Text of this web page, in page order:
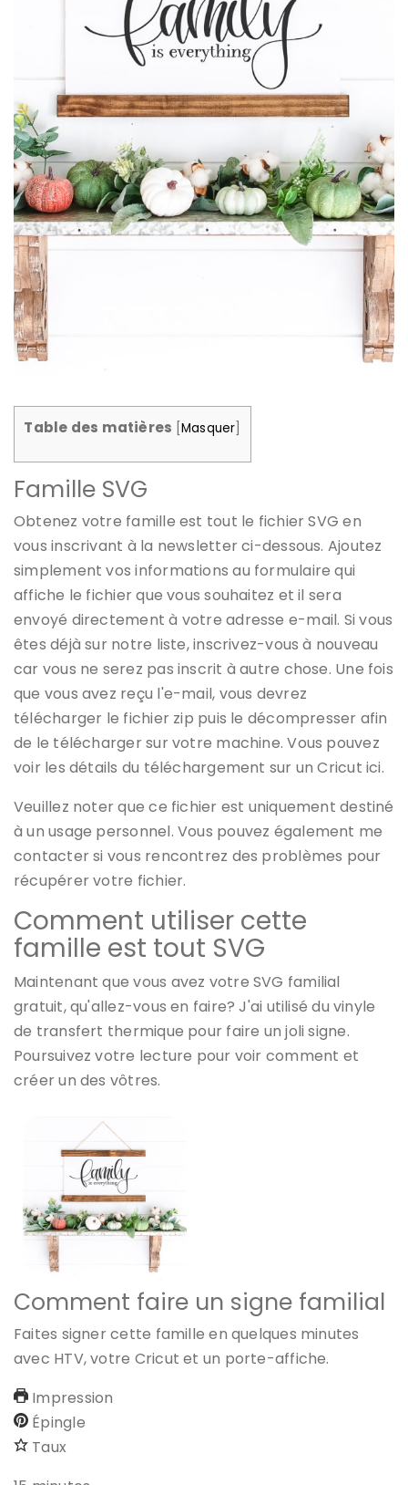
Table des matières Masquer
Famille SVG
Obtenez votre famille est tout le fichier SVG en
vous inscrivant à la newsletter ci-dessous. Ajoutez
simplement vos informations au formulaire qui
affiche le fichier que vous souhaitez et il sera
envoyé directement à votre adresse e-mail. Si vous
êtes déjà sur notre liste, inscrivez-vous à nouveau
car vous ne serez pas inscrit à autre chose. Une fois
que vous avez reçu l'e-mail, vous devrez
télécharger le fichier zip puis le décompresser afin
de le télécharger sur votre machine. Vous pouvez
voir les détails du téléchargement sur un Cricut ici.
Veuillez noter que ce fichier est uniquement destiné
à un usage personnel. Vous pouvez également me
contacter si vous rencontrez des problèmes pour
récupérer votre fichier.
Comment utiliser cette
famille est tout SVG
Maintenant que vous avez votre SVG familial
gratuit, qu'allez-vous en faire? J'ai utilisé du vinyle
de transfert thermique pour faire un joli signe.
Poursuivez votre lecture pour voir comment et
créer un des vôtres.
Comment faire un signe familial
Faites signer cette famille en quelques minutes
avec HTV, votre Cricut et un porte-affiche.
Impression
Épingle
Taux